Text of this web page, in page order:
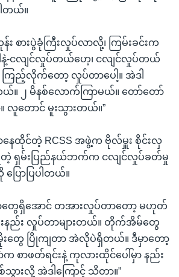
ါတယ်။
တုန်း စားပွဲခုံကြီးလှုပ်လာလို့၊ ကြမ်းခင်းက
-ငလျင်လှုပ်တယ်ဟေ့၊ ငလျင်လှုပ်တယ်
ကြည့်လိုက်တော့ လှုပ်တာပေါ့။ အဲဒါ
။ ၂ မိနစ်လောက်ကြာမယ်။ တော်တော်
တောင် မူးသွားတယ်။”
ေထိုင်တဲ့ RCSS အဖွဲ့က ဗိုလ်မှူး စိုင်းလှ
ရှမ်းပြည်နယ်ဘက်က ငလျင်လှုပ်ခတ်မှု
ောပြပါတယ်။
တွေရှိအောင် တအားလှုပ်တာတော့ မဟုတ်
းနည်း လှုပ်တာများတယ်။ တိုက်အိမ်တွေ
းတွေ ပြိုကျတာ အဲလိုပဲရှိတယ်။ ဒီမှာတော့
က စာဖတ်ရင်းနဲ့ ကုလားထိုင်ပေါ်မှာ နည်း
သွားလို့ အဲဒါကြောင့် သိတာ။”